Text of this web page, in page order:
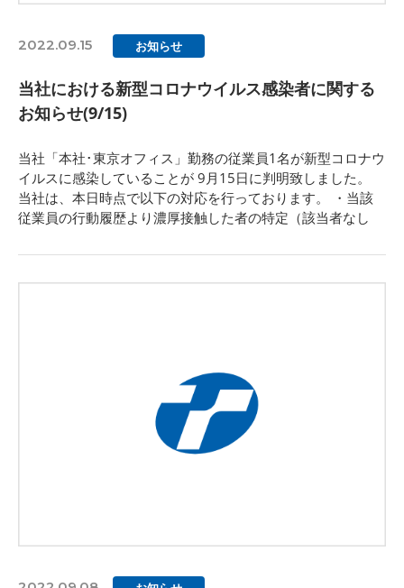
2022.09.15 お知らせ
当社における新型コロナウイルス感染者に関する
お知らせ(9/15)
当社「本社･東京オフィス」勤務の従業員1名が新型コロナウ
イルスに感染していることが 9月15日に判明致しました。
当社は、本日時点で以下の対応を行っております。 ・当該
従業員の行動履歴より濃厚接触した者の特定（該当者なし